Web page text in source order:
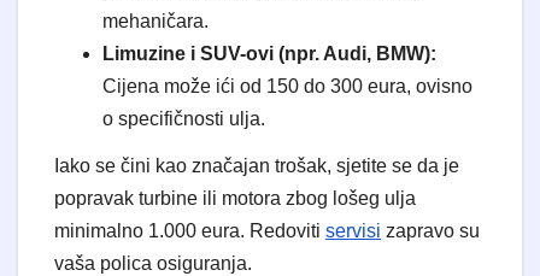
mehaničara.
Limuzine i SUV-ovi (npr. Audi, BMW):
Cijena može ići od 150 do 300 eura, ovisno
o specifičnosti ulja.
Iako se čini kao značajan trošak, sjetite se da je
popravak turbine ili motora zbog lošeg ulja
minimalno 1.000 eura. Redoviti servisi zapravo su
vaša polica osiguranja.